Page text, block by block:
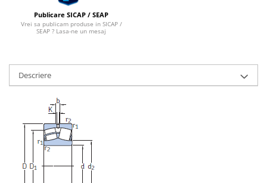
Publicare SICAP / SEAP
Vrei sa publicam produse in SICAP /
SEAP ? Lasa-ne un mesaj
Descriere